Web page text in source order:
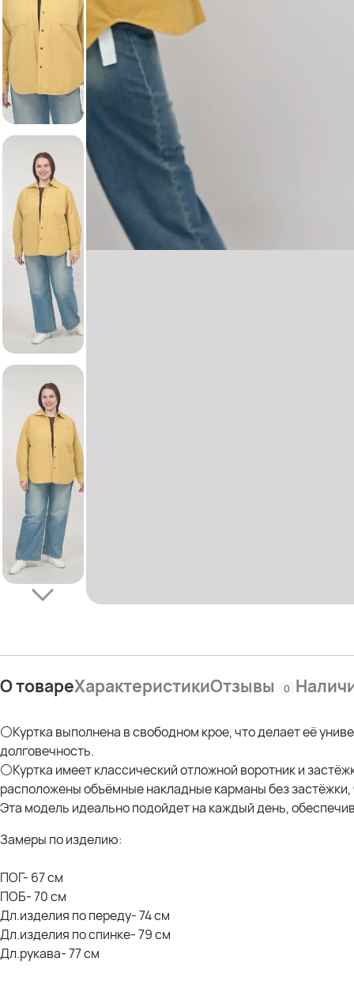
О товареХарактеристикиОтзывы 0
⚪Куртка выполнена в свободном крое, что делает её
долговечность.
⚪Куртка имеет классический отложной воротник и
расположены объёмные накладные карманы без застёжки,
Эта модель идеально подойдет на каждый день,
Замеры по изделию:
ПОГ- 67 см
ПОБ- 70 см
Дл.изделия по переду- 74 см
Дл.изделия по спинке- 79 см
Дл.рукава- 77 см